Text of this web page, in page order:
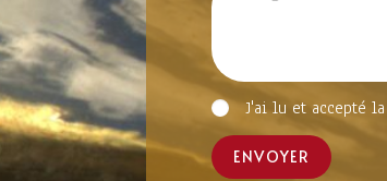
J'ai lu et accepté la
ENVOYER